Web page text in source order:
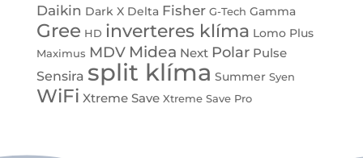
Daikin Dark X Delta Fisher G-Tech Gamma
Gree HD inverteres klíma Lomo Plus
Maximus MDV Midea Next Polar Pulse
Sensira split klíma Summer Syen
WiFi Xtreme Save Xtreme Save Pro